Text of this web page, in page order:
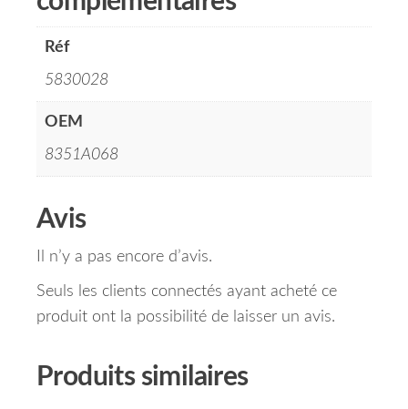
Réf
5830028
OEM
8351A068
Avis
Il n’y a pas encore d’avis.
Seuls les clients connectés ayant acheté ce
produit ont la possibilité de laisser un avis.
Produits similaires